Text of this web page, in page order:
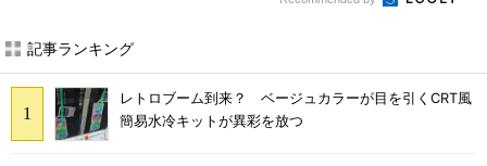
記事ランキング
レトロブーム到来？ ベージュカラーが目を引くCRT風
簡易水冷キットが異彩を放つ